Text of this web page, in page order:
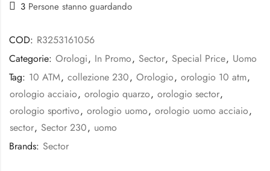
3 Persone stanno guardando
COD: R3253161056
Categorie: Orologi, In Promo, Sector, Special Price, Uomo
Tag: 10 ATM, collezione 230, Orologio, orologio 10 atm,
orologio acciaio, orologio quarzo, orologio sector,
orologio sportivo, orologio uomo, orologio uomo acciaio,
sector, Sector 230, uomo
Brands: Sector